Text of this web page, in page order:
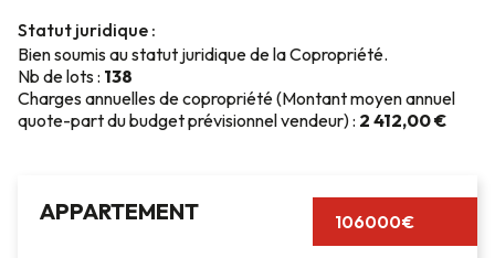
APPARTEMENT 106000€
Statut juridique :
Bien soumis au statut juridique de la Copropriété.
Nb de lots : 138
Charges annuelles de copropriété (Montant moyen annuel
quote-part du budget prévisionnel vendeur) : 2 412,00 €